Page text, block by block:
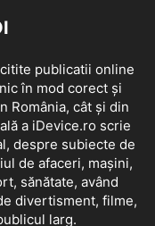
publicatii online
în mod corect și
România, cât și din
a iDevice.ro scrie
despre subiecte de
de afaceri, mașini,
sănătate, având
divertisment, filme,
larg.